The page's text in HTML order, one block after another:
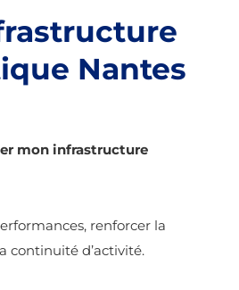
Nantes
mon infrastructure
renforcer la
continuité d’activité.